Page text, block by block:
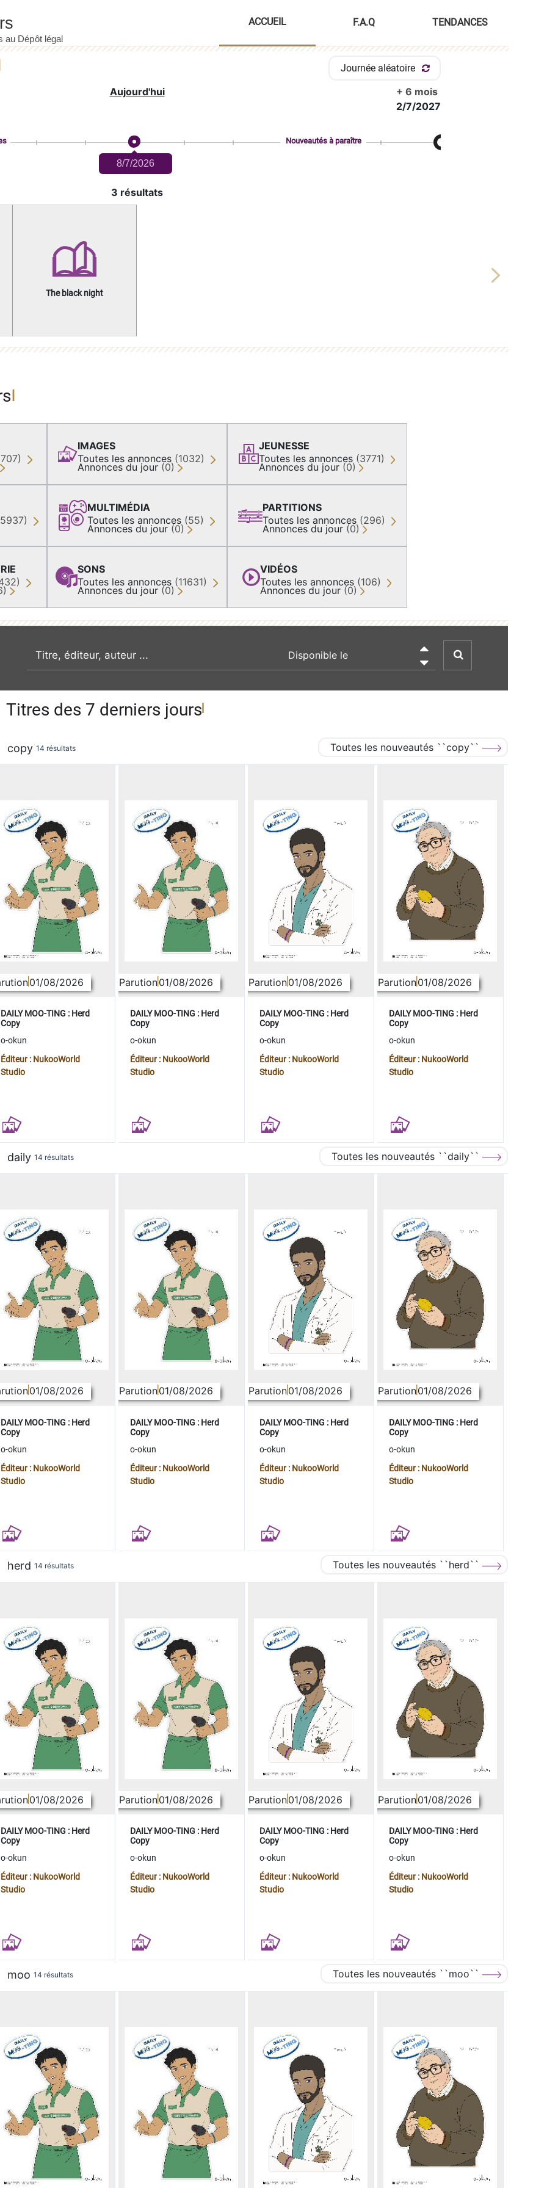
ACCUEIL F.A.Q TENDANCES
Journée aléatoire
Aujourd'hui
+ 6 mois
2/7/2027
8/7/2026
Nouveautés à paraître
3 résultats
The black night
Next
IMAGES
Toutes les annonces (1032)
Annonces du jour (0)
MULTIMÉDIA
Toutes les annonces (55)
Annonces du jour (0)
SONS
Toutes les annonces (11631)
Annonces du jour (0)
JEUNESSE
Toutes les annonces (3771)
Annonces du jour (0)
PARTITIONS
Toutes les annonces (296)
Annonces du jour (0)
VIDÉOS
Toutes les annonces (106)
Annonces du jour (0)
recherche par mot clé

Titres des 7 derniers jours
copy 14 résultats Toutes les nouveautés ``copy``
01/08/2026
DAILY MOO-TING : Herd
Copy
o-okun
Éditeur : NukooWorld
Studio
Parution01/08/2026
DAILY MOO-TING : Herd
Copy
o-okun
Éditeur : NukooWorld
Studio
Parution01/08/2026
DAILY MOO-TING : Herd
Copy
o-okun
Éditeur : NukooWorld
Studio
Parution01/08/2026
DAILY MOO-TING : Herd
Copy
o-okun
Éditeur : NukooWorld
Studio
daily 14 résultats Toutes les nouveautés ``daily``
01/08/2026
DAILY MOO-TING : Herd
Copy
o-okun
Éditeur : NukooWorld
Studio
Parution01/08/2026
DAILY MOO-TING : Herd
Copy
o-okun
Éditeur : NukooWorld
Studio
Parution01/08/2026
DAILY MOO-TING : Herd
Copy
o-okun
Éditeur : NukooWorld
Studio
Parution01/08/2026
DAILY MOO-TING : Herd
Copy
o-okun
Éditeur : NukooWorld
Studio
herd 14 résultats Toutes les nouveautés ``herd``
01/08/2026
DAILY MOO-TING : Herd
Copy
o-okun
Éditeur : NukooWorld
Studio
Parution01/08/2026
DAILY MOO-TING : Herd
Copy
o-okun
Éditeur : NukooWorld
Studio
Parution01/08/2026
DAILY MOO-TING : Herd
Copy
o-okun
Éditeur : NukooWorld
Studio
Parution01/08/2026
DAILY MOO-TING : Herd
Copy
o-okun
Éditeur : NukooWorld
Studio
moo 14 résultats Toutes les nouveautés ``moo``